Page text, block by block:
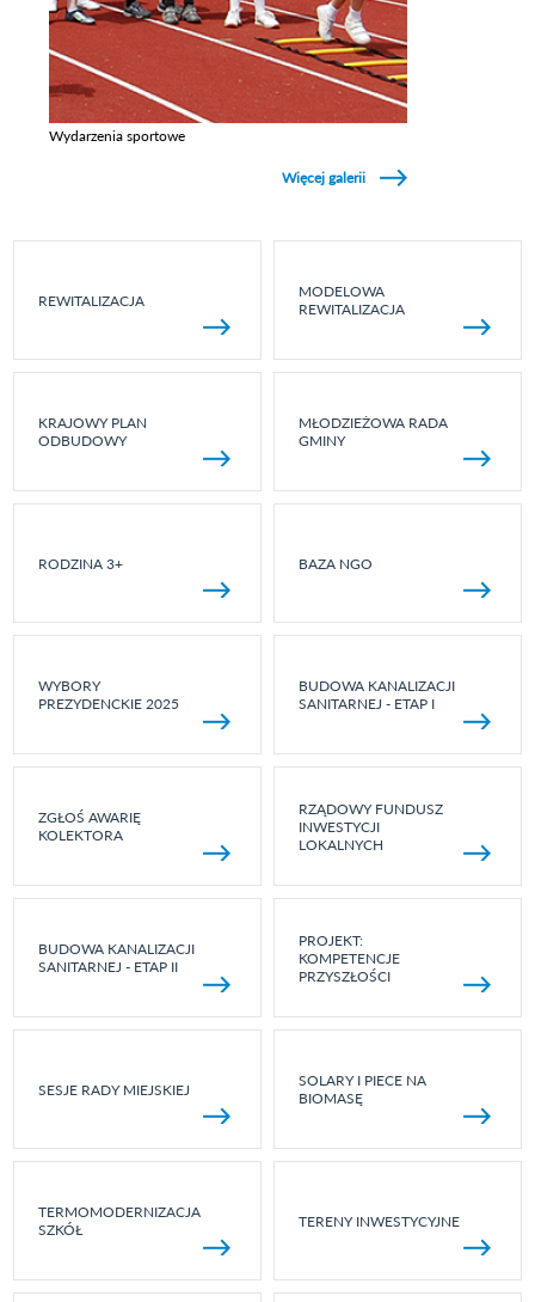
Wydarzenia sportowe
Więcej galerii
REWITALIZACJA
MODELOWA
REWITALIZACJA
KRAJOWY PLAN
ODBUDOWY
MŁODZIEŻOWA RADA
GMINY
RODZINA 3+ BAZA NGO
WYBORY
PREZYDENCKIE 2025
BUDOWA KANALIZACJI
SANITARNEJ - ETAP I
ZGŁOŚ AWARIĘ
KOLEKTORA
RZĄDOWY FUNDUSZ
INWESTYCJI
LOKALNYCH
BUDOWA KANALIZACJI
SANITARNEJ - ETAP II
PROJEKT:
KOMPETENCJE
PRZYSZŁOŚCI
SESJE RADY MIEJSKIEJ
SOLARY I PIECE NA
BIOMASĘ
TERMOMODERNIZACJA
SZKÓŁ
TERENY INWESTYCYJNE